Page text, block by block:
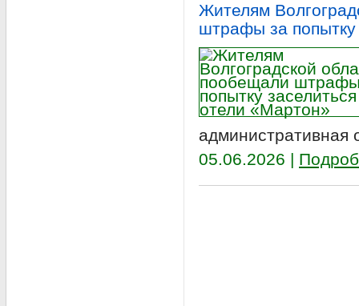
Жителям
штрафы за попытку
административная
05.06.2026 |